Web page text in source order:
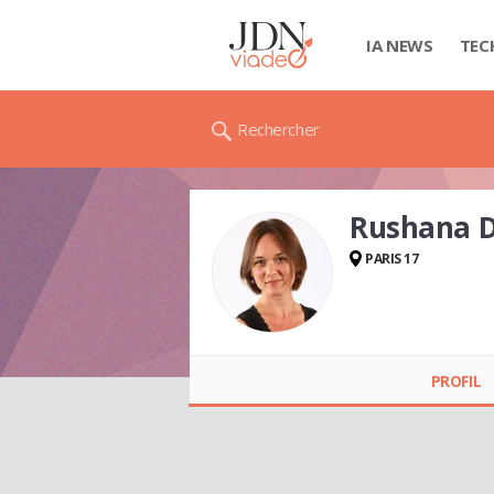
IA NEWS
Rechercher
Rushana DEBARLE
Rushana
PARIS 17
PROFIL